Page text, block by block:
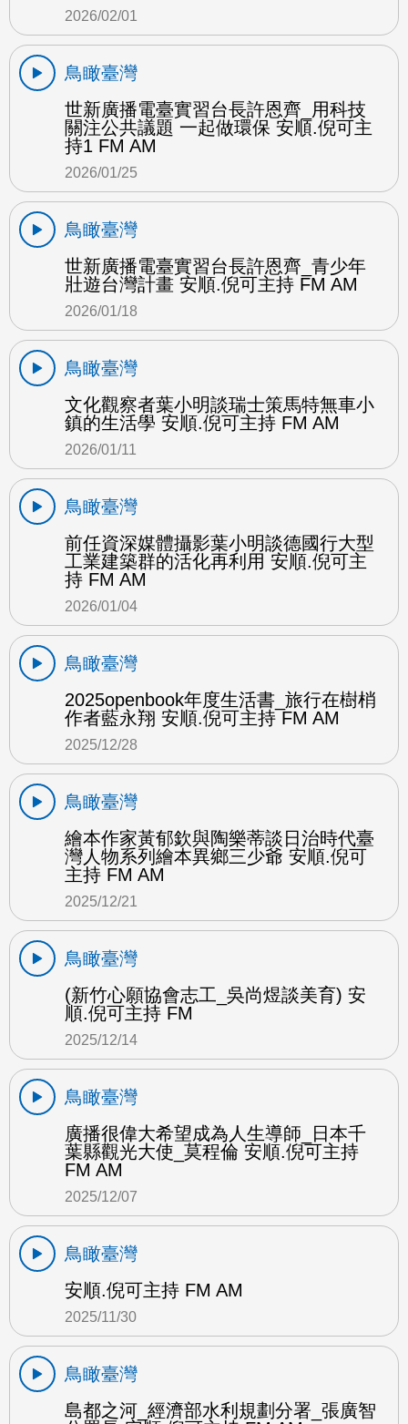
2026/02/01
鳥瞰臺灣
世新廣播電臺實習台長許恩齊_用科技
關注公共議題 一起做環保 安順.倪可主
持1 FM AM
2026/01/25
鳥瞰臺灣
世新廣播電臺實習台長許恩齊_青少年
壯遊台灣計畫 安順.倪可主持 FM AM
2026/01/18
鳥瞰臺灣
文化觀察者葉小明談瑞士策馬特無車小
鎮的生活學 安順.倪可主持 FM AM
2026/01/11
鳥瞰臺灣
前任資深媒體攝影葉小明談德國行大型
工業建築群的活化再利用 安順.倪可主
持 FM AM
2026/01/04
鳥瞰臺灣
2025openbook年度生活書_旅行在樹梢
作者藍永翔 安順.倪可主持 FM AM
2025/12/28
鳥瞰臺灣
繪本作家黃郁欽與陶樂蒂談日治時代臺
灣人物系列繪本異鄉三少爺 安順.倪可
主持 FM AM
2025/12/21
鳥瞰臺灣
(新竹心願協會志工_吳尚煜談美育) 安
順.倪可主持 FM
2025/12/14
鳥瞰臺灣
廣播很偉大希望成為人生導師_日本千
葉縣觀光大使_莫程倫 安順.倪可主持
FM AM
2025/12/07
鳥瞰臺灣
安順.倪可主持 FM AM
2025/11/30
鳥瞰臺灣
島都之河_經濟部水利規劃分署_張廣智